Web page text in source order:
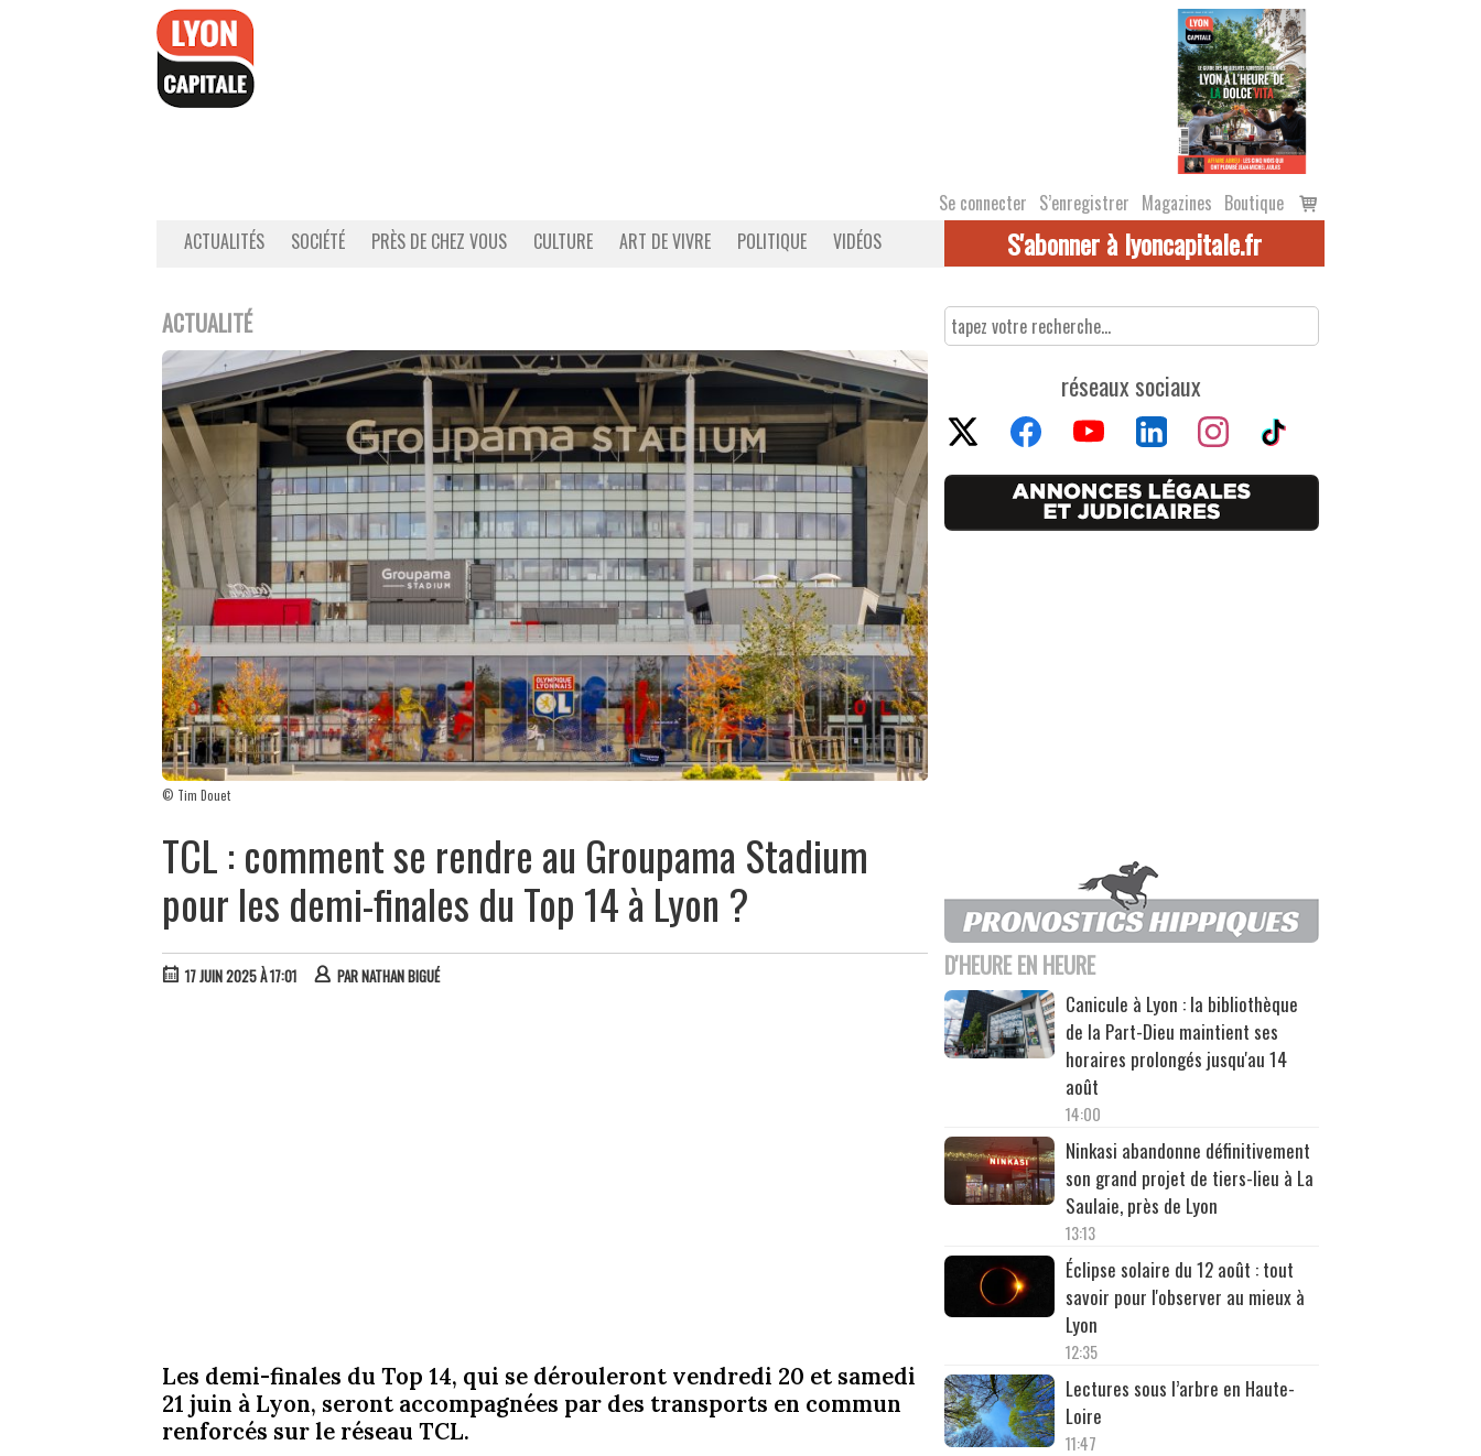
Se connecter S’enregistrer Magazines Boutique
Voir
le
ACTUALITÉS SOCIÉTÉ PRÈS DE CHEZ VOUS CULTURE ART DE VIVRE POLITIQUE VIDÉOS S'abonner à lyoncapitale.fr
ACTUALITÉ
© Tim Douet
TCL : comment se rendre au Groupama Stadium
pour les demi-finales du Top 14 à Lyon ?
17 JUIN 2025 À 17:01 PARNATHAN BIGUÉ
Les demi-finales du Top 14, qui se dérouleront vendredi 20 et samedi
21 juin à Lyon, seront accompagnées par des transports en commun
renforcés sur le réseau TCL.
réseaux sociaux
D'HEURE EN HEURE
Canicule à Lyon : la bibliothèque
de la Part-Dieu maintient ses
horaires prolongés jusqu'au 14
août
14:00
Ninkasi abandonne définitivement
son grand projet de tiers-lieu à La
Saulaie, près de Lyon
13:13
Éclipse solaire du 12 août : tout
savoir pour l'observer au mieux à
Lyon
12:35
Lectures sous l’arbre en Haute-
Loire
11:47